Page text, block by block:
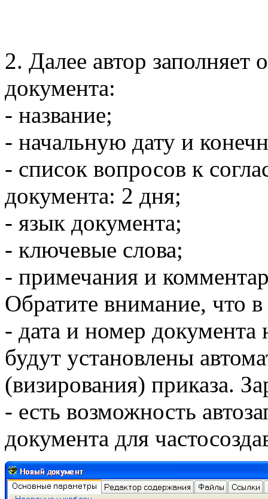
2. Далее автор
документа:
- название;
- начальную дату и
- список вопросов к
документа: 2 дня;
- язык документа;
- ключевые слова;
- примечания и
Обратите внимание, что
- дата и номер документа
будут установлены
(визирования) приказа.
- есть возможность
документа для